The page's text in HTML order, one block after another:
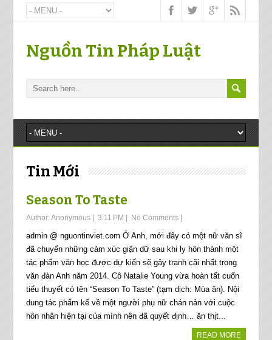
Nguồn Tin Pháp Luật
Tin Mới
Season To Taste
Author:Anonymous| 3:11 PM No Comments|
admin @ nguontinviet.com Ở Anh, mới đây có một nữ văn sĩ
đã chuyển những cảm xúc giận dữ sau khi ly hôn thành một
tác phẩm văn học được dự kiến sẽ gây tranh cãi nhất trong
văn đàn Anh năm 2014. Cô Natalie Young vừa hoàn tất cuốn
tiểu thuyết có tên “Season To Taste” (tạm dịch: Mùa ăn). Nội
dung tác phẩm kể về một người phụ nữ chán nản với cuộc
hôn nhân hiện tại của mình nên đã quyết định… ăn thịt...
READ MORE